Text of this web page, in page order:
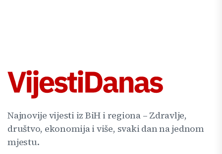
Najnovije vijesti iz BiH i regiona – Zdravlje,
društvo, ekonomija i više, svaki dan na jednom
mjestu.